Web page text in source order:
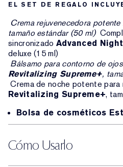
EL SET DE REGALO
Crema rejuvenecedora potente
tamaño estándar (50 ml)
sincronizado Advanced
deluxe (15 ml)
Bálsamo para contorno de
Revitalizing Supreme+,
Crema de noche potente
Revitalizing Supreme+,
Bolsa de cosméticos
Cómo Usarlo